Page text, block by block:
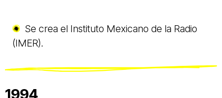
Se crea el Instituto Mexicano de la Radio
(IMER).
1994